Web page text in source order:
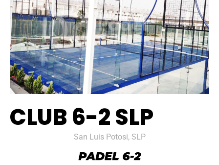
CLUB 6-2 SLP
San Luis Potosi, SLP